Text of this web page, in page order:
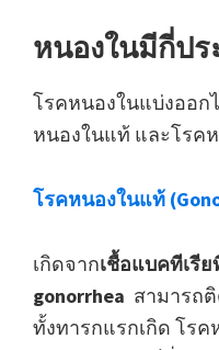
หนองในมีกี่ปร
โรคหนองในแบ่งออก
หนองในแท้ และโรค
โรคหนองในแท้
เกิดจากเชื้อแบคทีเรีย
gonorrhea สามารถ
ทั้งทารกแรกเกิด โร